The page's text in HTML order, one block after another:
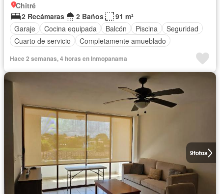
Chitré
2 Recámaras
2 Baños
91 m²
Garaje
Cocina equipada Balcón Piscina
Seguridad
Cuarto de servicio
Completamente amueblado
Hace 2 semanas, 4 horas en Inmopanama
9fotos